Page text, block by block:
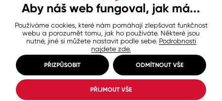
Ochrana osobních údajů
Zásady používání souborů cookie
Nastavení cookies
© Copyright 2026 COLORLAK
Created by inCUBE
Aby náš web fungoval, jak má...
Používáme cookies, které nám pomáhají zlepšovat funkčnost
webu a porozumět tomu, jak ho používáte. Některé jsou
nutné, jiné si můžete nastavit podle sebe. Podrobnosti
najdete zde.
PŘIZPŮSOBIT ODMÍTNOUT VŠE
PŘIJMOUT VŠE